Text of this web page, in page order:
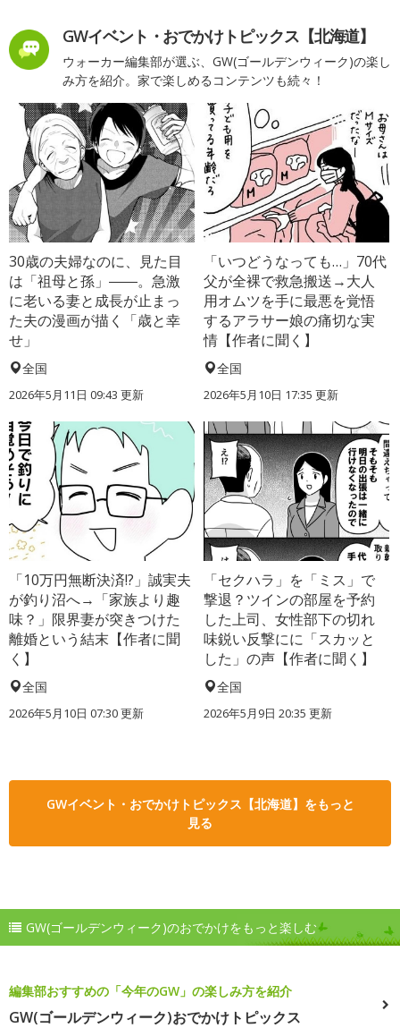
GWイベント・おでかけトピックス【北海道】
ウォーカー編集部が選ぶ、GW(ゴールデンウィーク)の楽し
み方を紹介。家で楽しめるコンテンツも続々！
30歳の夫婦なのに、見た目
は「祖母と孫」――。急激
に老いる妻と成長が止まっ
た夫の漫画が描く「歳と幸
せ」
全国
2026年5月11日 09:43 更新
「いつどうなっても…」70代
父が全裸で救急搬送→大人
用オムツを手に最悪を覚悟
するアラサー娘の痛切な実
情【作者に聞く】
全国
2026年5月10日 17:35 更新
「10万円無断決済!?」誠実夫
が釣り沼へ→「家族より趣
味？」限界妻が突きつけた
離婚という結末【作者に聞
く】
全国
2026年5月10日 07:30 更新
「セクハラ」を「ミス」で
撃退？ツインの部屋を予約
した上司、女性部下の切れ
味鋭い反撃にに「スカッと
した」の声【作者に聞く】
全国
2026年5月9日 20:35 更新
GWイベント・おでかけトピックス【北海道】をもっと
見る
GW(ゴールデンウィーク)のおでかけをもっと楽しむ
編集部おすすめの「今年のGW」の楽しみ方を紹介
GW(ゴールデンウィーク)おでかけトピックス